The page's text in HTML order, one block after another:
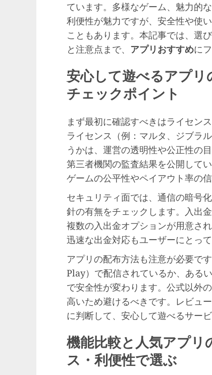
ています。多様なゲーム、魅力的
利便性が魅力ですが、安全性や使
こともあります。本記事では、選
と注意点まで、 アプリおすすめに
安心して遊べるアプ
チェックポイント
まず最初に確認すべきはライセン
ライセンス（例：マルタ、ジブラ
うかは、運営の透明性や公正性の
第三者機関の監査結果を公開して
ゲームの公平性やペイアウト率の
セキュリティ面では、通信の暗号
針の有無をチェックします。入出
複数の入出金オプションが用意さ
迅速な出金対応もユーザーにとっ
アプリの配布方法も注意が必要で
Play）で配信されているか、ある
で安全性が変わります。公式以外
高いため避けるべきです。レビュ
に判断して、安心して遊べるサー
機能比較と人気アプリ
ス・利便性で選ぶ